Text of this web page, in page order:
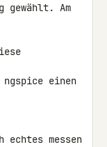
gewählt. Am
einen
messen